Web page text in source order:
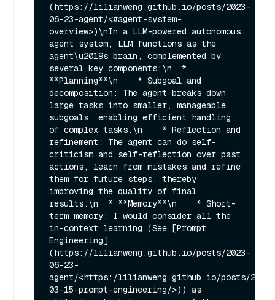
(https://lilianweng.github.io/posts/2023-
06-23-agent/<#agent-system-
overview>)\nIn a LLM-powered autonomous
agent system, LLM functions as the
agent\u2019s brain, complemented by
several key components:\n  *
**Planning**\n    * Subgoal and
decomposition: The agent breaks down
large tasks into smaller, manageable
subgoals, enabling efficient handling
of complex tasks.\n    * Reflection and
refinement: The agent can do self-
criticism and self-reflection over past
actions, learn from mistakes and refine
them for future steps, thereby
improving the quality of final
results.\n  * **Memory**\n    * Short-
term memory: I would consider all the
in-context learning (See [Prompt
Engineering]
(https://lilianweng.github.io/posts/2023-
06-23-
agent/<https:/lilianweng.github.io/posts/2023-
03-15-prompt-engineering/>)) as